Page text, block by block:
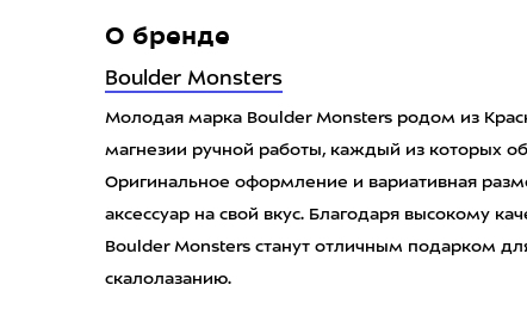
О бренде
Boulder Monsters
Молодая марка Boulder Monsters родом из
магнезии ручной работы, каждый из которых
Оригинальное оформление и вариативная
аксессуар на свой вкус. Благодаря высокому
Boulder Monsters станут отличным подарком
скалолазанию.